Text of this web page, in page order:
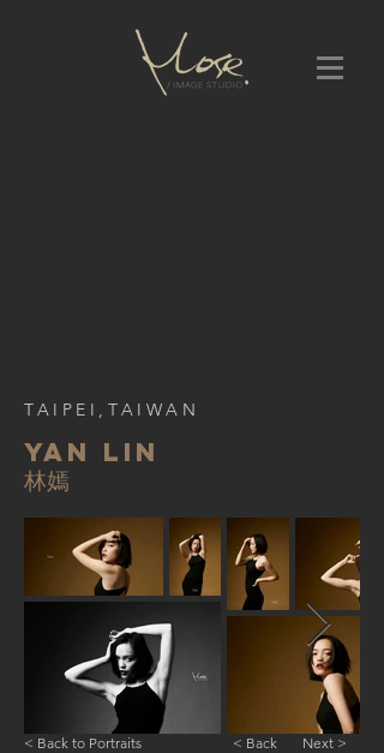
TAIPEI , TAIWAN
YAN LIN
​林嫣
< Back to Portraits < Back Next >